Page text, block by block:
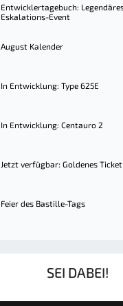
Entwicklertagebuch:
Eskalations-Event
August Kalender
In Entwicklung: Type 625E
In Entwicklung: Centauro 2
Jetzt verfügbar: Goldenes Ticket
Feier des Bastille-Tags
SEI DABEI!